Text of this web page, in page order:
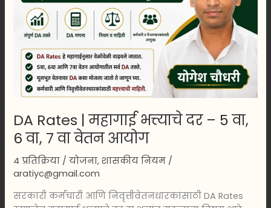
DA Rates | महागाई भत्त्याचे दर – 5 वा,
6 वा, 7 वा वेतन आयोग
4 प्रतिक्रिया /योजना,शासकीय नियम /
aratiyc@gmail.com
सरकारी कर्मचारी आणि निवृत्तीवेतनधारकांसाठी DA Rates
भत्त्याचे
वा
वेतन
आयोग